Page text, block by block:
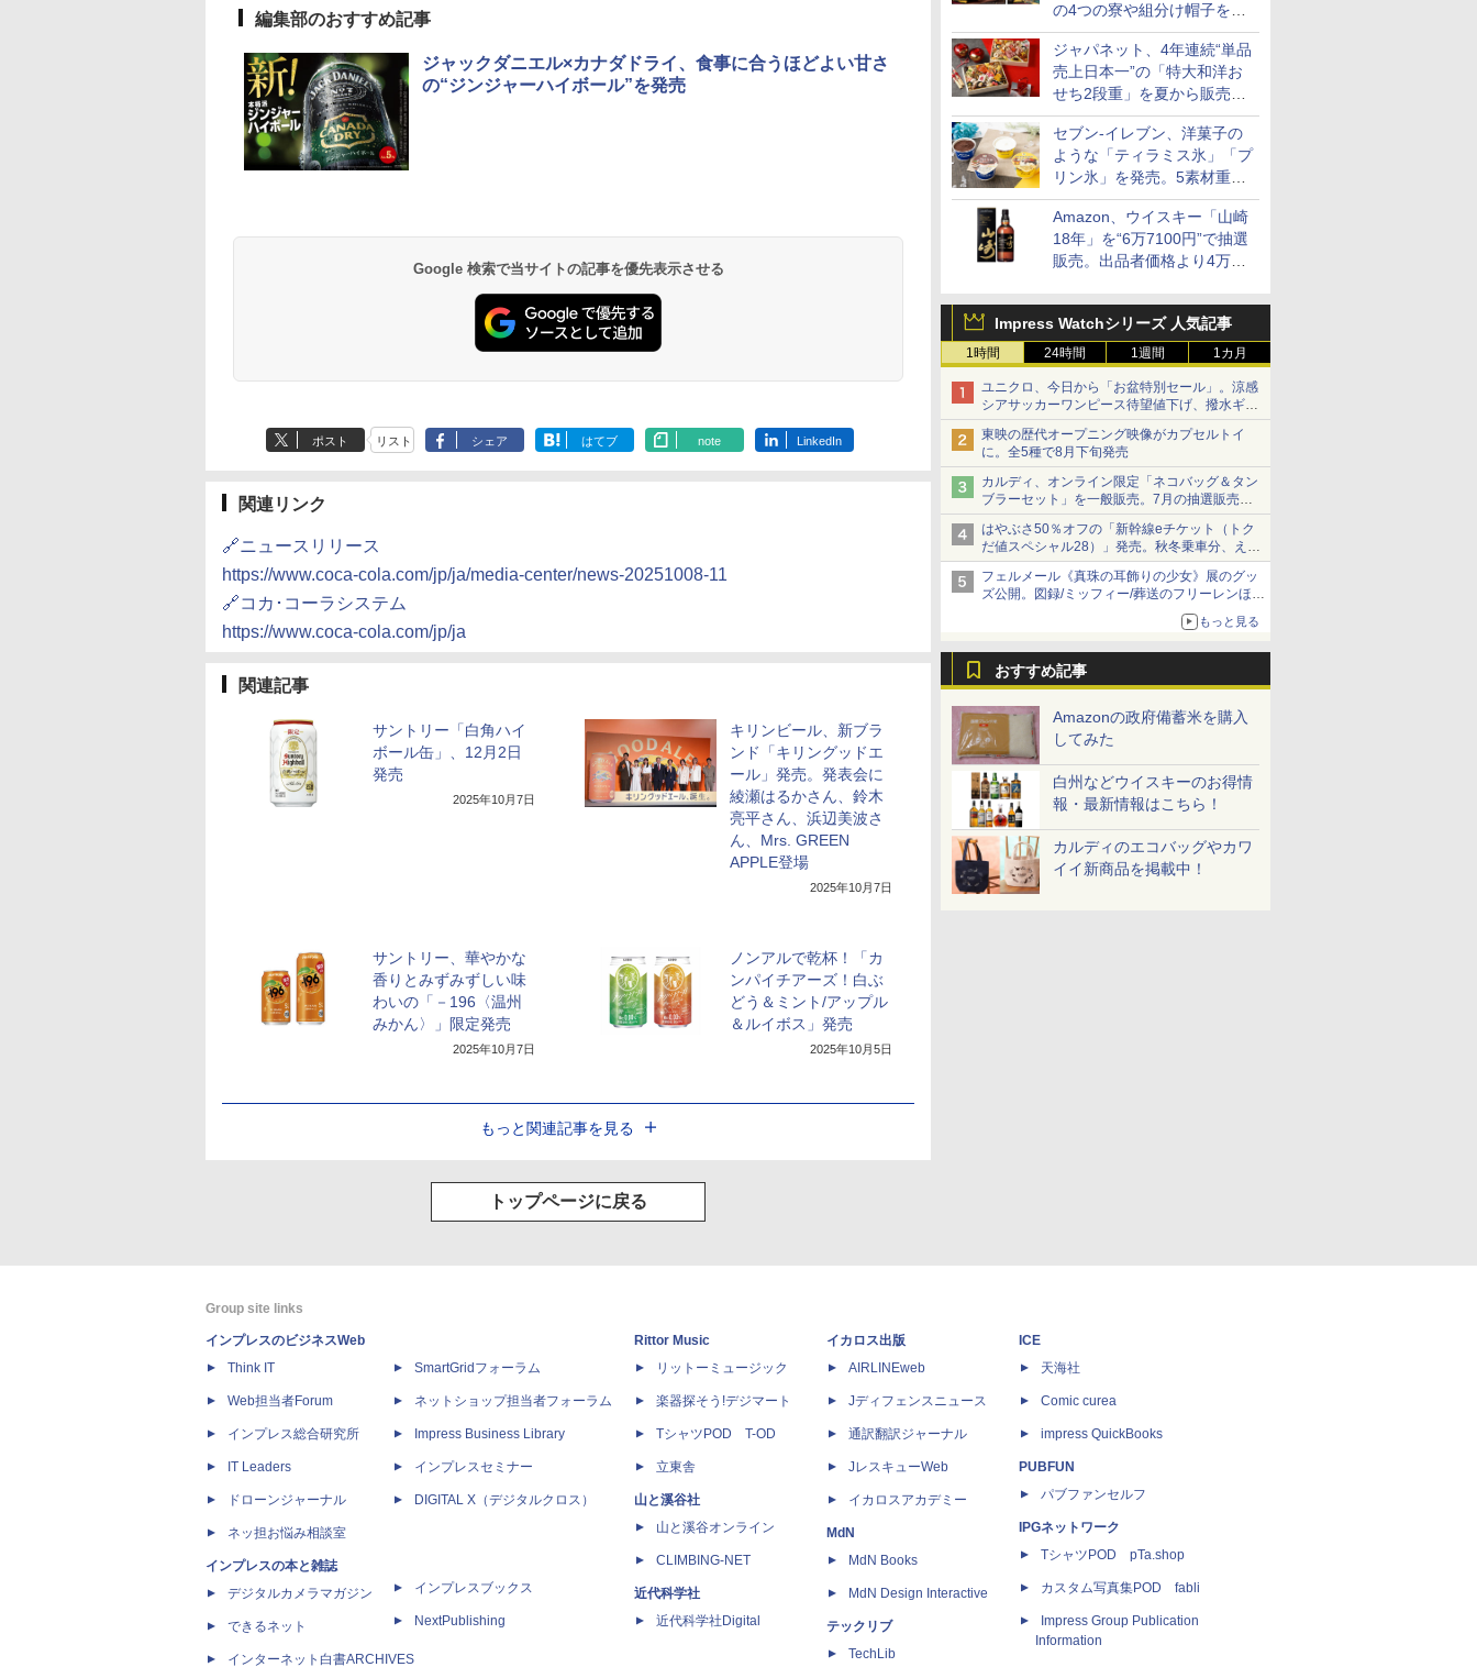
の4つの寮や組分け帽子をイ
メージしたドーナツなど発売
ジャパネット、4年連続“単品
売上日本一”の「特大和洋お
せち2段重」を夏から販売。
73品・年越しそば付き
セブン-イレブン、洋菓子の
ような「ティラミス氷」「プ
リン氷」を発売。5素材重ね
と2層仕立ての濃厚な味わい
Amazon、ウイスキー「山崎
18年」を“6万7100円”で抽選
販売。出品者価格より4万
Impress Watchシリーズ 人気記事
1時間 24時間 1週間 1カ月
ユニクロ、今日から「お盆特別セール」。涼感
シアサッカーワンピース待望値下げ、撥水ギア
ショーツは1990円に
東映の歴代オープニング映像がカプセルトイ
に。全5種で8月下旬発売
カルディ、オンライン限定「ネコバッグ＆タン
ブラーセット」を一般販売。7月の抽選販売の
当選無効分
はやぶさ50％オフの「新幹線eチケット（トク
だ値スペシャル28）」発売。秋冬乗車分、えき
ねっと限定
フェルメール《真珠の耳飾りの少女》展のグッ
ズ公開。図録/ミッフィー/葬送のフリーレンほ
もっと見る
おすすめ記事
Amazonの政府備蓄米を購入
してみた
白州などウイスキーのお得情
報・最新情報はこちら！
カルディのエコバッグやカワ
イイ新商品を掲載中！
編集部のおすすめ記事
ジャックダニエル×カナダドライ、食事に合うほどよい甘さ
の“ジンジャーハイボール”を発売
Google 検索で当サイトの記事を優先表示させる
ポスト リスト シェア はてブ note LinkedIn
関連リンク
🔗ニュースリリース
https://www.coca-cola.com/jp/ja/media-center/news-20251008-11
🔗コカ･コーラシステム
https://www.coca-cola.com/jp/ja
関連記事
サントリー「白角ハイ
ボール缶」、12月2日
発売
2025年10月7日
キリンビール、新ブラ
ンド「キリングッドエ
ール」発売。発表会に
綾瀬はるかさん、鈴木
亮平さん、浜辺美波さ
ん、Mrs. GREEN
APPLE登場
2025年10月7日
サントリー、華やかな
香りとみずみずしい味
わいの「－196〈温州
みかん〉」限定発売
2025年10月7日
ノンアルで乾杯！「カ
ンパイチアーズ！白ぶ
どう＆ミント/アップル
＆ルイボス」発売
2025年10月5日
もっと関連記事を見る
トップページに戻る
Group site links
インプレスのビジネスWeb
Think IT
Web担当者Forum
インプレス総合研究所
IT Leaders
ドローンジャーナル
ネッ担お悩み相談室
インプレスの本と雑誌
デジタルカメラマガジン
できるネット
インターネット白書ARCHIVES
SmartGridフォーラム
ネットショップ担当者フォーラム
Impress Business Library
インプレスセミナー
DIGITAL X（デジタルクロス）
インプレスブックス
NextPublishing
Rittor Music
リットーミュージック
楽器探そう!デジマート
TシャツPOD T-OD
立東舎
山と溪谷社
山と溪谷オンライン
CLIMBING-NET
近代科学社
近代科学社Digital
イカロス出版
AIRLINEweb
Jディフェンスニュース
通訳翻訳ジャーナル
JレスキューWeb
イカロスアカデミー
MdN
MdN Books
MdN Design Interactive
テックリブ
TechLib
ICE
天海社
Comic curea
impress QuickBooks
PUBFUN
パブファンセルフ
IPGネットワーク
TシャツPOD pTa.shop
カスタム写真集POD fabli
Impress Group Publication
Information